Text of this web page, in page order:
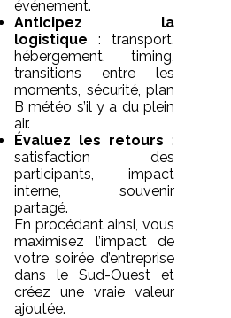
événement.
Anticipez la
logistique : transport,
hébergement, timing,
transitions entre les
moments, sécurité, plan
B météo s’il y a du plein
air.
Évaluez les retours :
satisfaction des
participants, impact
interne, souvenir
partagé.
En procédant ainsi, vous
maximisez l’impact de
votre soirée d’entreprise
dans le Sud-Ouest et
créez une vraie valeur
ajoutée.